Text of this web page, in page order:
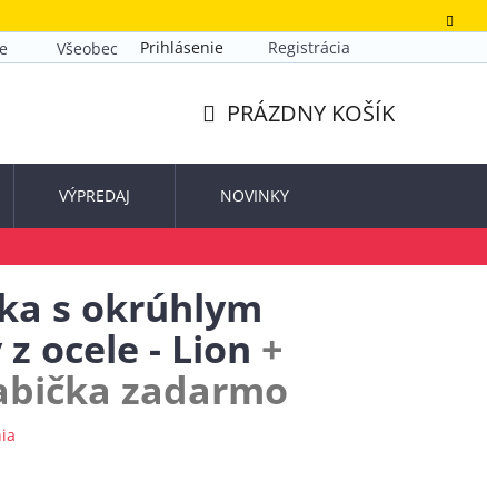
Všeobecné obchodné podmienky
Prihlásenie Registrácia
KOŠÍK
PRÁZDNY KOŠÍK
VÝPREDAJ NOVINKY
s okrúhlym
ocele - Lion +
zadarmo